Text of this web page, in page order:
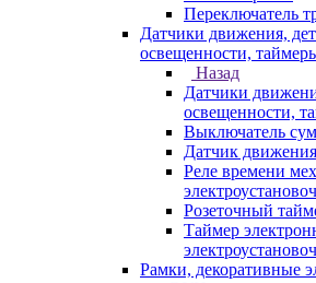
Переключатель
Датчики движения,
освещенности,
Назад
Датчики
освещенности,
Выключатель
Датчик
Реле времени
Розеточный
Таймер
Рамки, декоративные